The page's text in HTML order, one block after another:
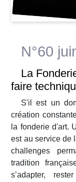
N°60
La
faire
S'il est un
création
la fonderie d'art.
est au service de
challenges
tradition
s’adapter,